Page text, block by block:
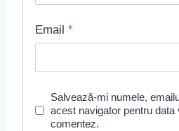
Email *
Salvează-mi numele,
acest navigator pentru data
comentez.